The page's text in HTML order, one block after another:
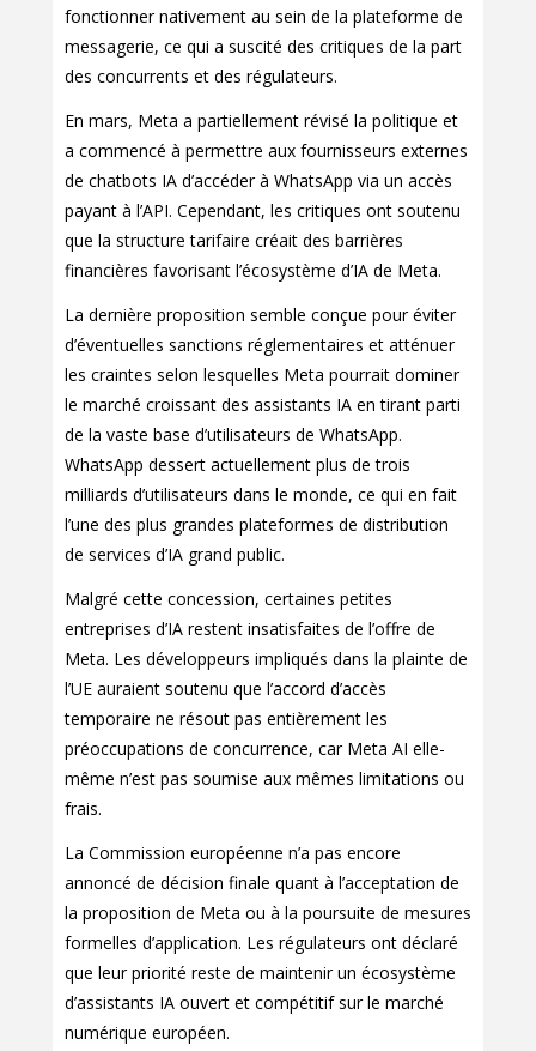
fonctionner nativement au sein de la plateforme de
messagerie, ce qui a suscité des critiques de la part
des concurrents et des régulateurs.
En mars, Meta a partiellement révisé la politique et
a commencé à permettre aux fournisseurs externes
de chatbots IA d’accéder à WhatsApp via un accès
payant à l’API. Cependant, les critiques ont soutenu
que la structure tarifaire créait des barrières
financières favorisant l’écosystème d’IA de Meta.
La dernière proposition semble conçue pour éviter
d’éventuelles sanctions réglementaires et atténuer
les craintes selon lesquelles Meta pourrait dominer
le marché croissant des assistants IA en tirant parti
de la vaste base d’utilisateurs de WhatsApp.
WhatsApp dessert actuellement plus de trois
milliards d’utilisateurs dans le monde, ce qui en fait
l’une des plus grandes plateformes de distribution
de services d’IA grand public.
Malgré cette concession, certaines petites
entreprises d’IA restent insatisfaites de l’offre de
Meta. Les développeurs impliqués dans la plainte de
l’UE auraient soutenu que l’accord d’accès
temporaire ne résout pas entièrement les
préoccupations de concurrence, car Meta AI elle-
même n’est pas soumise aux mêmes limitations ou
frais.
La Commission européenne n’a pas encore
annoncé de décision finale quant à l’acceptation de
la proposition de Meta ou à la poursuite de mesures
formelles d’application. Les régulateurs ont déclaré
que leur priorité reste de maintenir un écosystème
d’assistants IA ouvert et compétitif sur le marché
numérique européen.